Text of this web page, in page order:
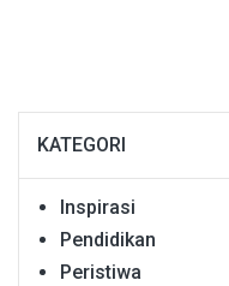
KATEGORI
Inspirasi
Pendidikan
Peristiwa